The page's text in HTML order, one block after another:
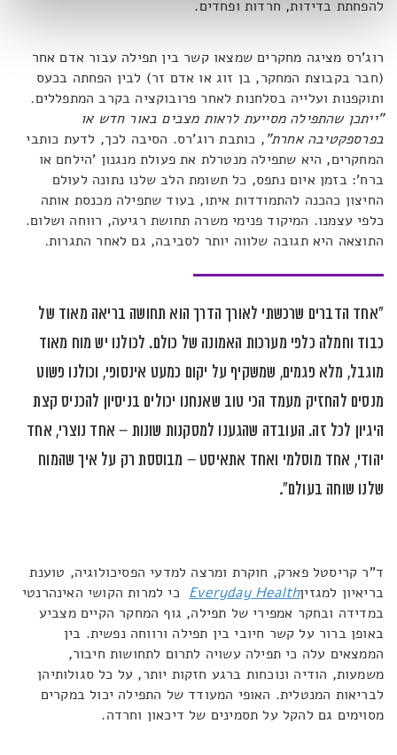
להפחתת בדידות, חרדות ופחדים.
רוג'רס מציגה מחקרים שמצאו קשר בין תפילה עבור אדם אחר
(חבר בקבוצת המחקר, בן זוג או אדם זר) לבין הפחתה בכעס
ותוקפנות ועלייה בסלחנות לאחר פרובוקציה בקרב המתפללים.
"ייתכן שהתפילה מסייעת לראות מצבים באור חדש או
בפרספקטיבה אחרת", כותבת רוג'רס. הסיבה לכך, לדעת כותבי
המחקרים, היא שתפילה מנטרלת את פעולת מנגנון 'הילחם או
ברח': בזמן איום נתפס, כל תשומת הלב שלנו נתונה לעולם
החיצון כהכנה להתמודדות איתו, בעוד שתפילה מכנסת אותה
כלפי עצמנו. המיקוד פנימי משרה תחושת רגיעה, רווחה ושלום.
התוצאה היא תגובה שלווה יותר לסביבה, גם לאחר התגרות.
"אחד הדברים שרכשתי לאורך הדרך הוא תחושה בריאה מאוד של
כבוד וחמלה כלפי מערכות האמונה של כולם. לכולנו יש מוח מאוד
מוגבל, מלא פגמים, שמשקיף על יקום כמעט אינסופי, וכולנו פשוט
מנסים להחזיק מעמד הכי טוב שאנחנו יכולים בניסיון להכניס קצת
היגיון לכל זה. העובדה שהגענו למסקנות שונות – אחד נוצרי, אחד
יהודי, אחד מוסלמי ואחד אתאיסט – מבוססת רק על איך שהמוח
שלנו שוחה בעולם".
ד"ר קריסטל פארק, חוקרת ומרצה למדעי הפסיכולוגיה, טוענת
בריאיון למגזיןEveryday Health כי למרות הקושי האינהרנטי
במדידה ובחקר אמפירי של תפילה, גוף המחקר הקיים מצביע
באופן ברור על קשר חיובי בין תפילה ורווחה נפשית. בין
הממצאים עלה כי תפילה עשויה לתרום לתחושות חיבור,
משמעות, הודיה ונוכחות ברגע חזקות יותר, על כל סגולותיהן
לבריאות המנטלית. האופי המעודד של התפילה יכול במקרים
מסוימים גם להקל על תסמינים של דיכאון וחרדה.